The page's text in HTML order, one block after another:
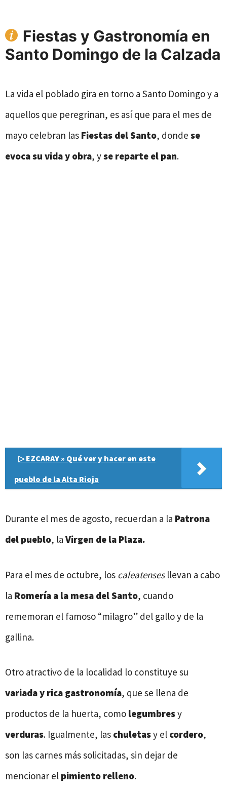
Fiestas y Gastronomía en
Santo Domingo de la Calzada
La vida el poblado gira en torno a Santo Domingo y a
aquellos que peregrinan, es así que para el mes de
mayo celebran las Fiestas del Santo, donde se
evoca su vida y obra, yse reparte el pan.
▷ EZCARAY » Qué ver y hacer en este
pueblo de la Alta Rioja
Durante el mes de agosto, recuerdan a la Patrona
del pueblo, la Virgen de la Plaza.
Para el mes de octubre, los caleatensesllevan a cabo
la Romería a la mesa del Santo, cuando
rememoran el famoso “milagro” del gallo y de la
gallina.
Otro atractivo de la localidad lo constituye su
variada y rica gastronomía, que se llena de
productos de la huerta, como legumbresy
verduras. Igualmente, las chuletasy el cordero,
son las carnes más solicitadas, sin dejar de
mencionar el pimiento relleno.